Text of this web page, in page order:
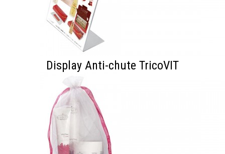
Display Anti-chute TricoVIT